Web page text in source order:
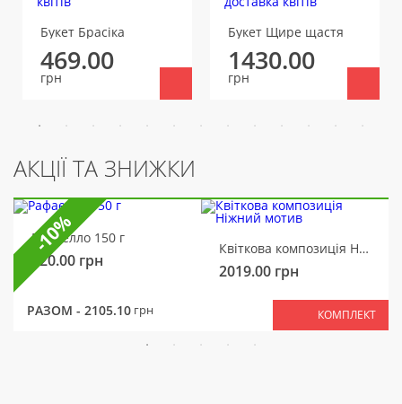
Букет Брасіка
469.00
грн
Букет Щире щастя
1430.00
грн
АКЦІЇ ТА ЗНИЖКИ
Рафаелло 150 г
320.00 грн
Квіткова композиція Ніжний мотив
2019.00 грн
РАЗОМ - 2105.10 грн КОМПЛЕКТ
-10%